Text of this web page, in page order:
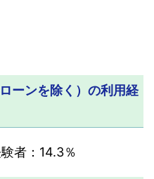
ーンを除く）の利用経
者：14.3％